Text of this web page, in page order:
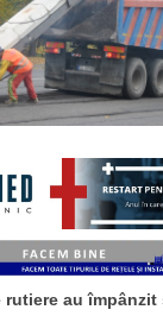
rutiere au împânzit